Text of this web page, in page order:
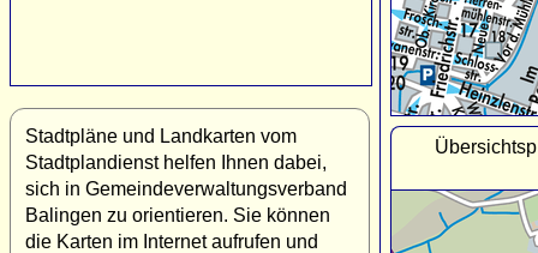
Stadtpläne und Landkarten vom
Stadtplandienst helfen Ihnen dabei,
sich in Gemeindeverwaltungsverband
Balingen zu orientieren. Sie können
die Karten im Internet aufrufen und